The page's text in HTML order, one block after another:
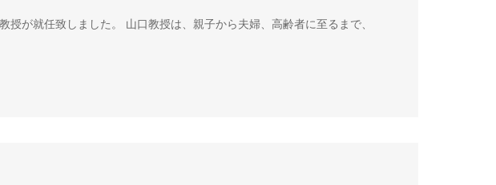
が就任致しました。 山口教授は、親子から夫婦、高齢者に至るまで、